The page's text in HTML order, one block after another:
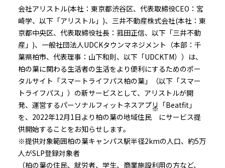
会社アリストル(本社：東京都渋谷区、代表取締役CEO：宮
崎学、以下「アリストル」)、三井不動産株式会社(本社：東
京都中央区、代表取締役社長：菰田正信、以下「三井不動
産」)、一般社団法人UDCKタウンマネジメント（本部：千
葉県柏市、代表理事：山下和則、以下「UDCKTM））は、
柏の葉に関わる生活者の生活をより便利にするためのポー
タルサイト「スマートライフパス柏の葉」（以下「スマー
トライフパス」）の新サービスとして、アリストルが開
発、運営するパーソナルフィットネスアプリ「Beatfit」
を、2022年12月1日より柏の葉の地域住民
※
にサービス提
供開始することをお知らせします。
※提供対象範囲柏の葉キャンパス駅半径2kmの人口、約5万
人がSLP登録対象者
（柏の葉の住民、就労者、学生、商業施設利用の方など、